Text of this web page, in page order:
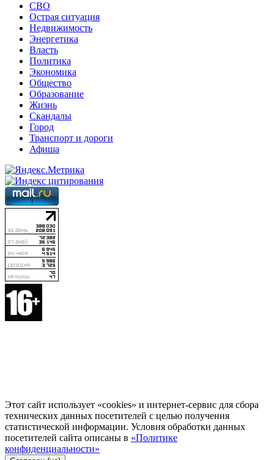
СВО
Острая ситуация
Недвижимость
Энергетика
Власть
Политика
Экономика
Общество
Образование
Жизнь
Скандалы
Город
Транспорт и дороги
Афиша
Этот сайт использует «cookies» и интернет-сервис для сбора
технических данных посетителей с целью получения
статистической информации. Условия обработки данных
посетителей сайта описаны в «Политике
конфиденциальности»